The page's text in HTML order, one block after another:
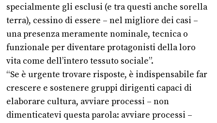
specialmente gli esclusi (e tra questi anche sorella
terra), cessino di essere – nel migliore dei casi –
una presenza meramente nominale, tecnica o
funzionale per diventare protagonisti della loro
vita come dell’intero tessuto sociale”.
“Se è urgente trovare risposte, è indispensabile far
crescere e sostenere gruppi dirigenti capaci di
elaborare cultura, avviare processi – non
dimenticatevi questa parola: avviare processi –